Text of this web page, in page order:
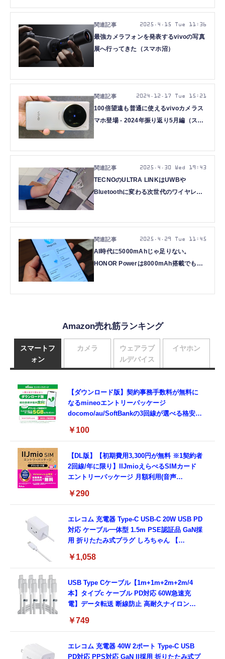
最強カメラフォンを発表するvivoの写真
展へ行ってきた（スマホ沼）
2025.4.15 Tue 11:36
100倍望遠も普通に使えるvivoカメラス
マホ登場 - 2024年振り返り5月編（スマ
2024.12.17 Tue 15:21
TECNOのULTRA LINKはUWBや
Bluetoothに変わる次世代のワイヤレス
2025.4.30 Wed 19:43
AI時代に5000mAhじゃ足りない。
HONOR Powerは8000mAh搭載でも普
2025.4.29 Tue 11:45
Amazon売れ筋ランキング
スマートフ
ォン
【ダウンロード版】契約事務手数料が無料に
なるmineoエントリーパッケージ
docomo/au/SoftBankの3回線が選べる格安
￥100
【DL版】【初期費用3,300円が無料 ※1契約者
2回線/年に限り】IIJmioえらべるSIMカード
エントリーパッケージ 月額利用(音声
プリペイド)[ドコモ回線]IM-B327
￥290
エレコム 充電器 Type-C USB-C 20W USB PD
対応 ケーブル一体型 1.5m PSE認証品 GaN採
用 折りたたみ式プラグ しろちゃん 【
￥1,058
USB Type Cケーブル【1m+1m+2m+2m/4
本】タイプc ケーブル PD対応 60W急速充
電】データ転送 断線防止 高耐久ナイロン
MacBook、iPad Pro/Air、Galaxy、Sony、
￥749
エレコム 充電器 40W 2ポート Type-C USB
PD対応 PPS対応 GaN II採用 折りたたみ式プ
カメラ
ウェアラブ
ルデバイス
イヤホン